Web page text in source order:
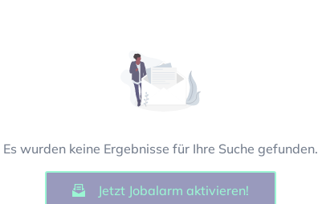
Es wurden keine Ergebnisse für Ihre Suche gefunden.
Jetzt Jobalarm aktivieren!